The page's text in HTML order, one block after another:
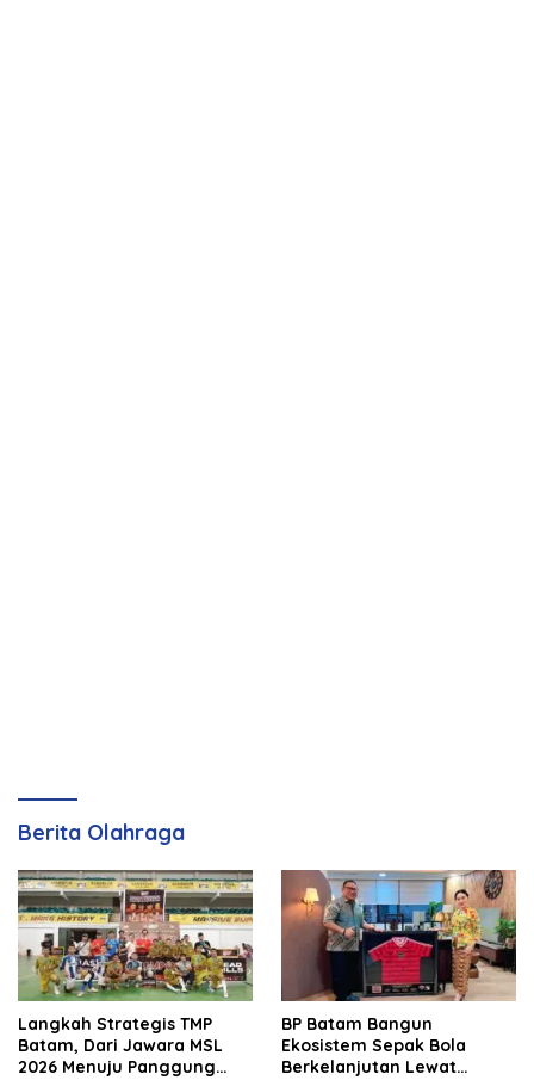
Berita Olahraga
Langkah Strategis TMP
Batam, Dari Jawara MSL
2026 Menuju Panggung
BP Batam Bangun
Ekosistem Sepak Bola
Berkelanjutan Lewat